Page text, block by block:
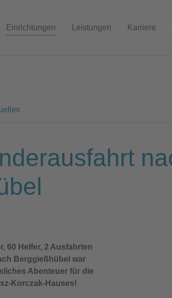
Einrichtungen Leistungen Karriere
60 Helfer, 2 Ausfahrten
Berggießhübel war
Abenteuer für die